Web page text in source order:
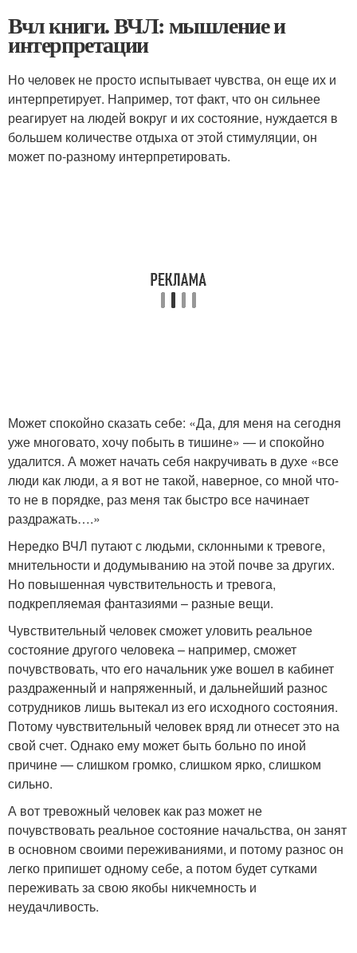
Вчл книги. ВЧЛ: мышление и
интерпретации
Но человек не просто испытывает чувства, он еще их и
интерпретирует. Например, тот факт, что он сильнее
реагирует на людей вокруг и их состояние, нуждается в
большем количестве отдыха от этой стимуляции, он
может по-разному интерпретировать.
Может спокойно сказать себе: «Да, для меня на сегодня
уже многовато, хочу побыть в тишине» — и спокойно
удалится. А может начать себя накручивать в духе «все
люди как люди, а я вот не такой, наверное, со мной что-
то не в порядке, раз меня так быстро все начинает
раздражать….»
Нередко ВЧЛ путают с людьми, склонными к тревоге,
мнительности и додумыванию на этой почве за других.
Но повышенная чувствительность и тревога,
подкрепляемая фантазиями – разные вещи.
Чувствительный человек сможет уловить реальное
состояние другого человека – например, сможет
почувствовать, что его начальник уже вошел в кабинет
раздраженный и напряженный, и дальнейший разнос
сотрудников лишь вытекал из его исходного состояния.
Потому чувствительный человек вряд ли отнесет это на
свой счет. Однако ему может быть больно по иной
причине — слишком громко, слишком ярко, слишком
сильно.
А вот тревожный человек как раз может не
почувствовать реальное состояние начальства, он занят
в основном своими переживаниями, и потому разнос он
легко припишет одному себе, а потом будет сутками
переживать за свою якобы никчемность и
неудачливость.